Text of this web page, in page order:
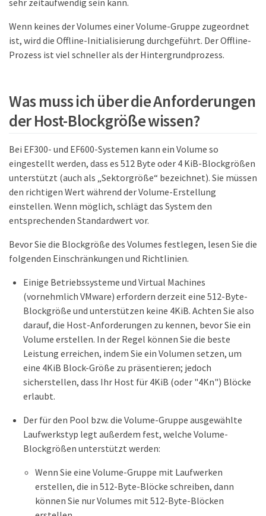
sehr zeitaufwendig sein kann.
Wenn keines der Volumes einer Volume-Gruppe zugeordnet
ist, wird die Offline-Initialisierung durchgeführt. Der Offline-
Prozess ist viel schneller als der Hintergrundprozess.
Was muss ich über die Anforderungen
der Host-Blockgröße wissen?
Bei EF300- und EF600-Systemen kann ein Volume so
eingestellt werden, dass es 512 Byte oder 4 KiB-Blockgrößen
unterstützt (auch als „Sektorgröße“ bezeichnet). Sie müssen
den richtigen Wert während der Volume-Erstellung
einstellen. Wenn möglich, schlägt das System den
entsprechenden Standardwert vor.
Bevor Sie die Blockgröße des Volumes festlegen, lesen Sie die
folgenden Einschränkungen und Richtlinien.
Einige Betriebssysteme und Virtual Machines
(vornehmlich VMware) erfordern derzeit eine 512-Byte-
Blockgröße und unterstützen keine 4KiB. Achten Sie also
darauf, die Host-Anforderungen zu kennen, bevor Sie ein
Volume erstellen. In der Regel können Sie die beste
Leistung erreichen, indem Sie ein Volumen setzen, um
eine 4KiB Block-Größe zu präsentieren; jedoch
sicherstellen, dass Ihr Host für 4KiB (oder "4Kn") Blöcke
erlaubt.
Der für den Pool bzw. die Volume-Gruppe ausgewählte
Laufwerkstyp legt außerdem fest, welche Volume-
Blockgrößen unterstützt werden:
Wenn Sie eine Volume-Gruppe mit Laufwerken
erstellen, die in 512-Byte-Blöcke schreiben, dann
können Sie nur Volumes mit 512-Byte-Blöcken